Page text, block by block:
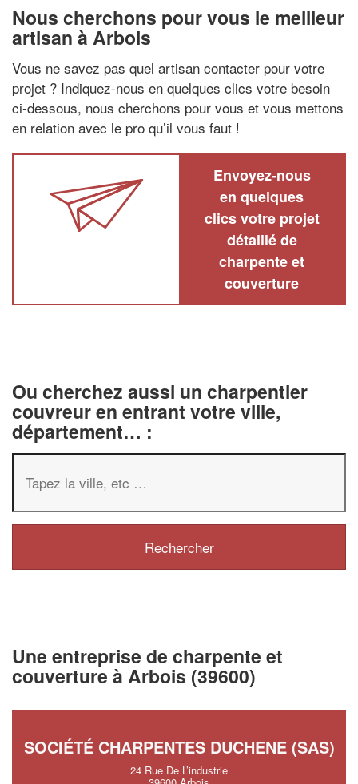
Nous cherchons pour vous le meilleur
artisan à Arbois
Vous ne savez pas quel artisan contacter pour votre
projet ? Indiquez-nous en quelques clics votre besoin
ci-dessous, nous cherchons pour vous et vous mettons
en relation avec le pro qu’il vous faut !
Envoyez-nous
en quelques
clics votre projet
détaillé de
charpente et
couverture
Ou cherchez aussi un charpentier
couvreur en entrant votre ville,
département… :
Une entreprise de charpente et
couverture à Arbois (39600)
SOCIÉTÉ CHARPENTES DUCHENE (SAS)
24 Rue De L’industrie
Vous êtes un
professionnel ?
nouveaux clients!